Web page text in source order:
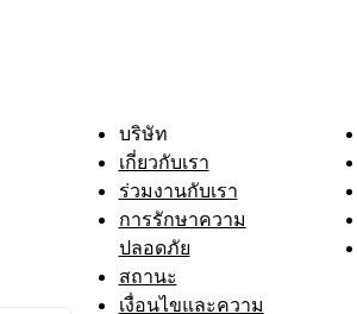
บริษัท
เกี่ยวกับเรา
ร่วมงานกับเรา
การรักษาความ
ปลอดภัย
สถานะ
เงื่อนไขและความ